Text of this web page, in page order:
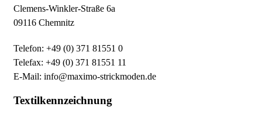
Clemens-Winkler-Straße 6a
09116 Chemnitz
Telefon: +49 (0) 371 81551 0
Telefax: +49 (0) 371 81551 11
E-Mail: info@maximo-strickmoden.de
Textilkennzeichnung